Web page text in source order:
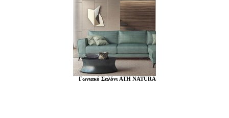
Γωνιακό Σαλόνι ATH NATURA